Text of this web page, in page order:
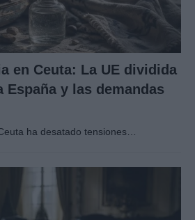
en Ceuta: La UE dividida
España y las demandas
ha desatado tensiones…